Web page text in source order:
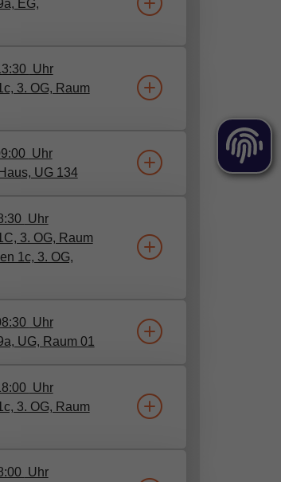
EG,
Uhr
3. OG, Raum
Uhr
UG 134
Uhr
3. OG, Raum
1c, 3. OG,
Uhr
UG, Raum 01
Uhr
3. OG, Raum
Uhr